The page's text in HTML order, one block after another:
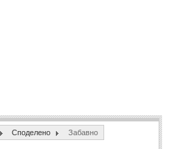
(28)
Споделено Забавно